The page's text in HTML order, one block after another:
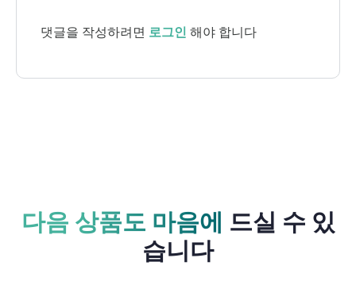
댓글을 작성하려면 로그인 해야 합니다
다음 상품도 마음에 드실 수 있
습니다